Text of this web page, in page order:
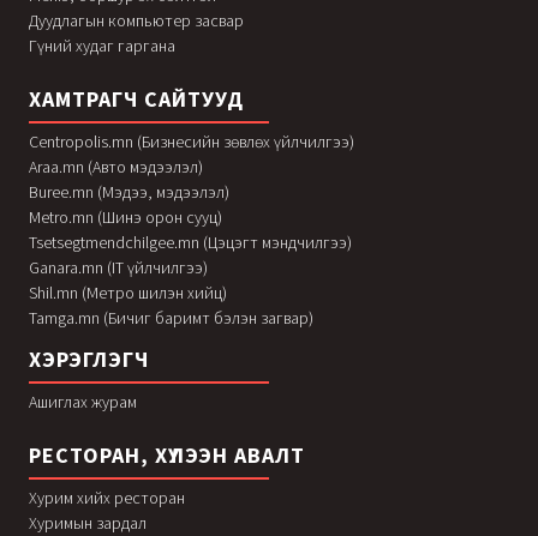
Дуудлагын компьютер засвар
Гүний худаг гаргана
ХАМТРАГЧ САЙТУУД
Centropolis.mn (Бизнесийн зөвлөх үйлчилгээ)
Araa.mn (Авто мэдээлэл)
Buree.mn (Мэдээ, мэдээлэл)
Metro.mn (Шинэ орон сууц)
Tsetsegtmendchilgee.mn (Цэцэгт мэндчилгээ)
Ganara.mn (IT үйлчилгээ)
Shil.mn (Метро шилэн хийц)
Tamga.mn (Бичиг баримт бэлэн загвар)
ХЭРЭГЛЭГЧ
Ашиглах журам
РЕСТОРАН, ХҮЛЭЭН АВАЛТ
Хурим хийх ресторан
Хуримын зардал